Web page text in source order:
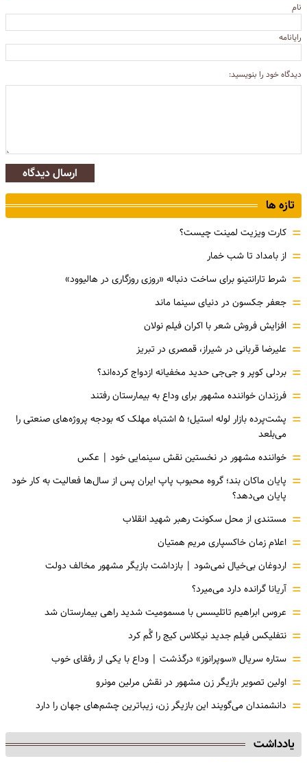
نام
رایانامه
دیدگاه خود را بنویسید:
ارسال دیدگاه
تازه ها
= کارت ویزیت لمینت چیست؟
= از بامداد تا شب خمار
= شرط تارانتینو برای ساخت دنباله «روزی روزگاری در هالیوود»
= جعفر جکسون در دنیای سینما ماند
= افزایش فروش شعر با اکران فیلم نولان
= علیرضا قربانی در شیراز، قمصری در تبریز
= بردلی کوپر و جی‌جی حدید مخفیانه ازدواج کرده‌اند؟
= فرزندان خواننده مشهور برای وداع به بیمارستان رفتند
=
پشت‌پرده بازار لوله استیل؛ ۵ اشتباه مهلک که بودجه پروژه‌های صنعتی را
می‌بلعد
= خواننده مشهور در نخستین نقش سینمایی خود |‌ عکس
= پایان ماکان بند؛ گروه محبوب پاپ ایران پس از سال‌ها فعالیت به کار خود
پایان می‌دهد؟
= مستندی از محل سکونت رهبر شهید انقلاب
= اعلام زمان خاکسپاری مریم همتیان
= اردوغان بی‌خیال نمی‌شود | بازداشت بازیگر مشهور مخالف دولت
= آریانا گرانده دارد می‌میرد؟
= عروس ابراهیم تاتلیسس با مسمومیت شدید راهی بیمارستان شد
= نتفلیکس فیلم جدید نیکلاس کیج را گُم کرد
= ستاره سریال «سوپرانوز» درگذشت | وداع با یکی از رفقای خوب
= اولین تصویر بازیگر زن مشهور در نقش مرلین مونرو
= دانشمندان می‌گویند این بازیگر زن، زیباترین چشم‌های جهان را دارد
یادداشت